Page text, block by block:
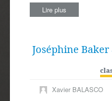
Lire plus
Joséphine
Xavier BALASCO